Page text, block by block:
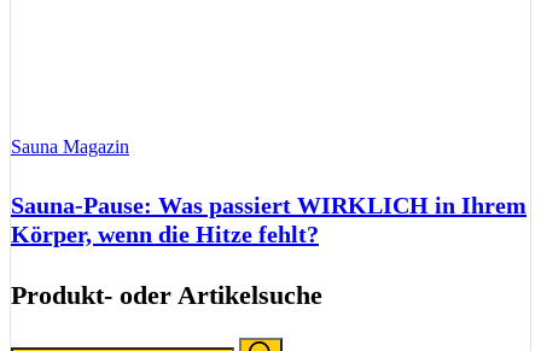
Sauna Magazin
Sauna-Pause: Was passiert WIRKLICH in Ihrem
Körper, wenn die Hitze fehlt?
Produkt- oder Artikelsuche